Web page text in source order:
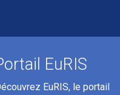
EuRIS
EuRIS, le portail